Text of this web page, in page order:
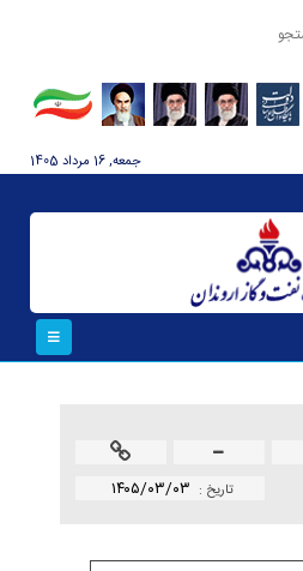
جمعه, 16 مرداد 1405
تاريخ : ۱۴۰۵/۰۳/۰۳